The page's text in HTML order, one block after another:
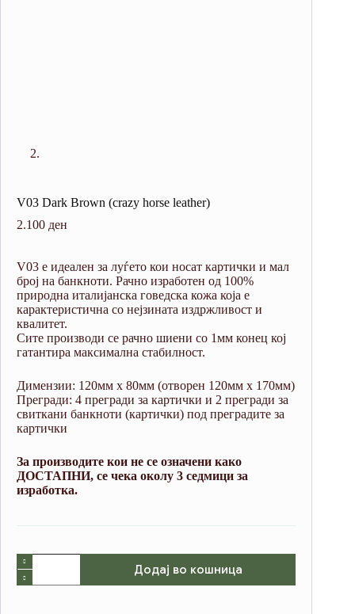
V03 Dark Brown (crazy horse leather)
2.100 ден
V03 е идеален за луѓето кои носат картички и мал
број на банкноти. Рачно изработен од 100%
природна италијанска говедска кожа која е
карактеристична со нејзината издржливост и
квалитет.
Сите производи се рачно шиени со 1мм конец кој
гатантира максимална стабилност.
Димензии: 120мм х 80мм (отворен 120мм х 170мм)
Прегради: 4 прегради за картички и 2 прегради за
свиткани банкноти (картички) под преградите за
картички
За производите кои не се означени како
ДОСТАПНИ, се чека околу 3 седмици за
изработка.
V03
Dark
Brown
Додај во кошница